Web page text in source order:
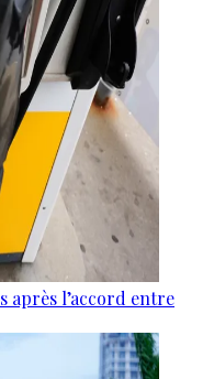
après l’accord entre